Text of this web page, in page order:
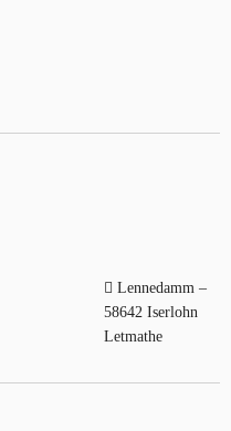
Lennedamm –
58642 Iserlohn
Letmathe